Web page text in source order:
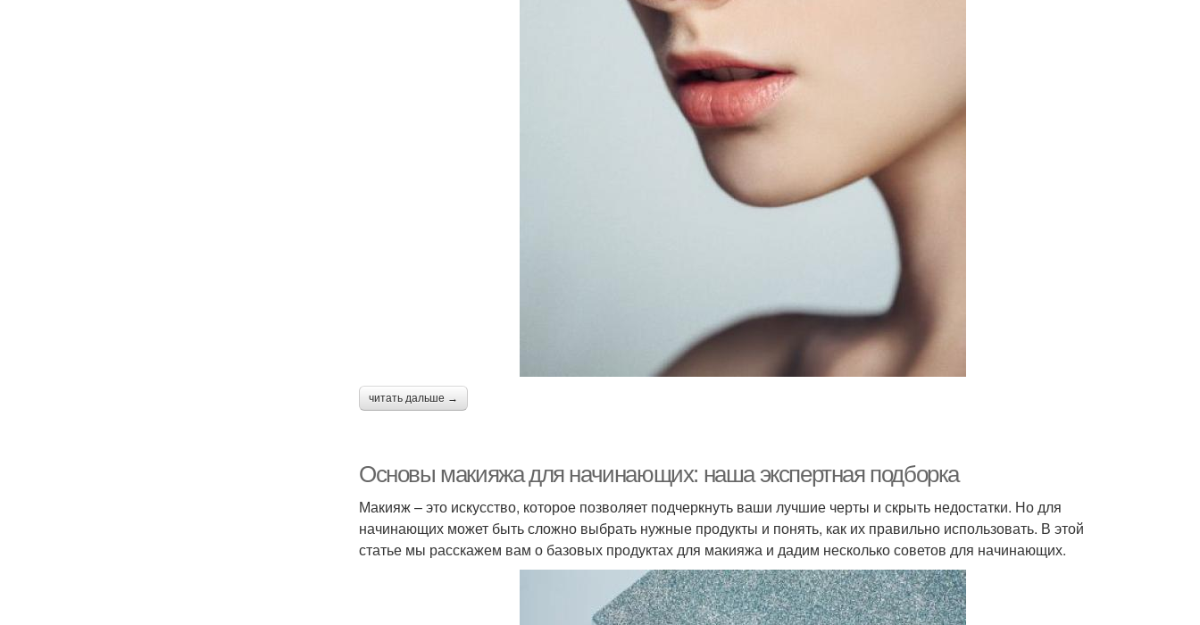
читать дальше →
Основы макияжа для начинающих: наша экспертная подборка
Макияж – это искусство, которое позволяет подчеркнуть ваши лучшие черты и скрыть недостатки. Но для
начинающих может быть сложно выбрать нужные продукты и понять, как их правильно использовать. В этой
статье мы расскажем вам о базовых продуктах для макияжа и дадим несколько советов для начинающих.